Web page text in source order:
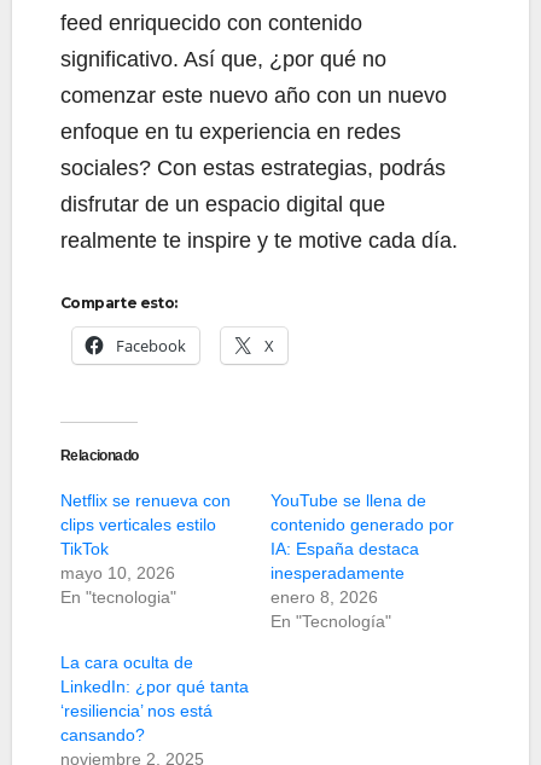
feed enriquecido con contenido
significativo. Así que, ¿por qué no
comenzar este nuevo año con un nuevo
enfoque en tu experiencia en redes
sociales? Con estas estrategias, podrás
disfrutar de un espacio digital que
realmente te inspire y te motive cada día.
Comparte esto:
Facebook X
Relacionado
Netflix se renueva con
clips verticales estilo
TikTok
mayo 10, 2026
En "tecnologia"
YouTube se llena de
contenido generado por
IA: España destaca
inesperadamente
enero 8, 2026
En "Tecnología"
La cara oculta de
LinkedIn: ¿por qué tanta
‘resiliencia’ nos está
cansando?
noviembre 2, 2025